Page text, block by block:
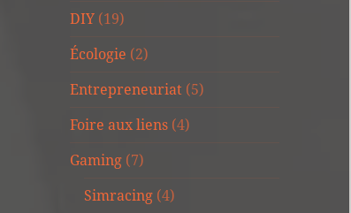
DIY (19)
Écologie (2)
Entrepreneuriat (5)
Foire aux liens (4)
Gaming (7)
Simracing (4)